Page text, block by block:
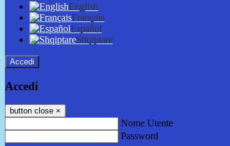
English
Français
Español
Shqiptare
Accedi
Accedi
button close ×
Nome Utente
Password